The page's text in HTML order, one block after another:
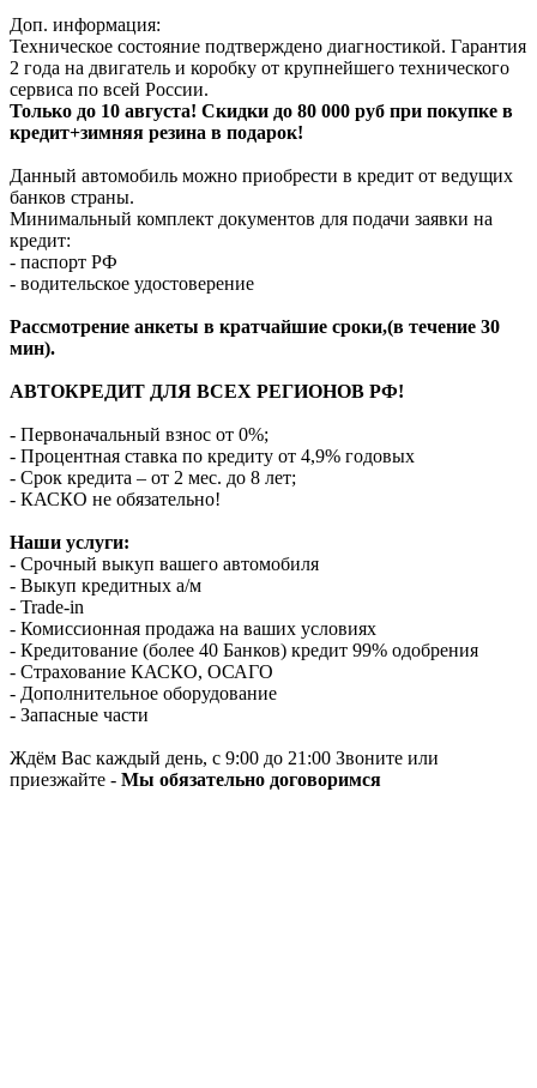
Доп. информация:
Техническое состояние подтверждено диагностикой. Гарантия
2 года на двигатель и коробку от крупнейшего технического
сервиса по всей России.
Только до 10 августа! Скидки до 80 000 руб при покупке в
кредит+зимняя резина в подарок!
Данный автомобиль можно приобрести в кредит от ведущих
банков страны.
Минимальный комплект документов для подачи заявки на
кредит:
- паспорт РФ
- водительское удостоверение
Рассмотрение анкеты в кратчайшие сроки,(в течение 30
мин).
АВТОКРЕДИТ ДЛЯ ВСЕХ РЕГИОНОВ РФ!
- Первоначальный взнос от 0%;
- Процентная ставка по кредиту от 4,9% годовых
- Срок кредита – от 2 мес. до 8 лет;
- КАСКО не обязательно!
Наши услуги:
- Срочный выкуп вашего автомобиля
- Выкуп кредитных а/м
- Trade-in
- Комиссионная продажа на ваших условиях
- Кредитование (более 40 Банков) кредит 99% одобрения
- Страхование КАСКО, ОСАГО
- Дополнительное оборудование
- Запасные части
Ждём Вас каждый день, с 9:00 до 21:00 Звоните или
приезжайте - Мы обязательно договоримся